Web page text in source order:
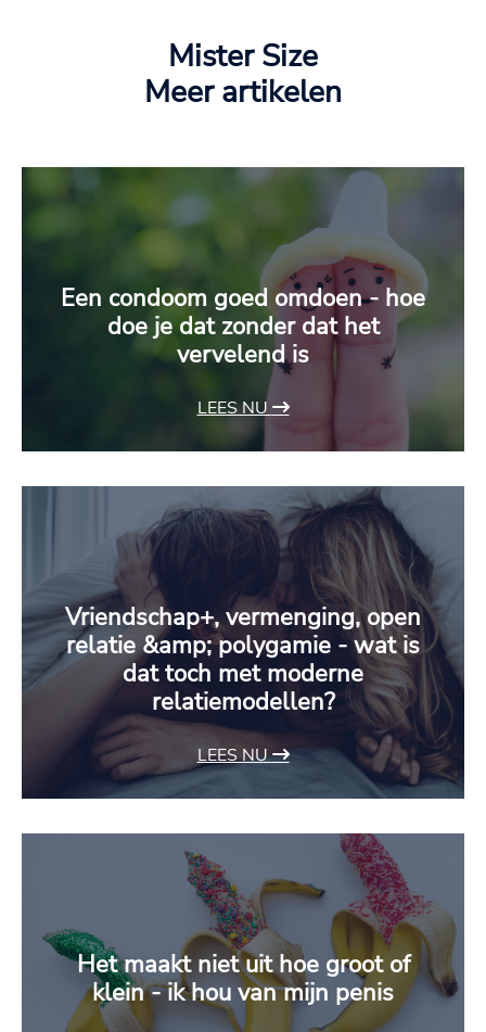
Mister Size
Meer artikelen
Een condoom goed omdoen - hoe
doe je dat zonder dat het
vervelend is
LEES NU
Vriendschap+, vermenging, open
relatie &amp; polygamie - wat is
dat toch met moderne
relatiemodellen?
LEES NU
Het maakt niet uit hoe groot of
klein - ik hou van mijn penis